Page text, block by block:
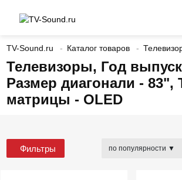
TV-Sound.ru Каталог товаров
Телевизоры, Год
Размер диагонали - 83",
матрицы - OLED
Фильтры